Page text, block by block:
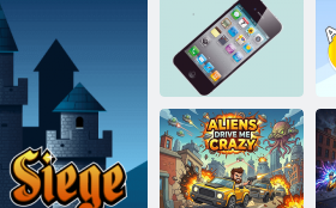
Zlomte telefon